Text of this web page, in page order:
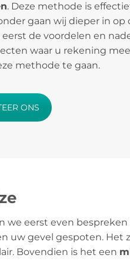
. Deze methode is
gaan wij dieper in
de voordelen en
waar u rekening
methode te gaan.
ONS
we eerst even
uw gevel gespoten. Het
Bovendien is het een